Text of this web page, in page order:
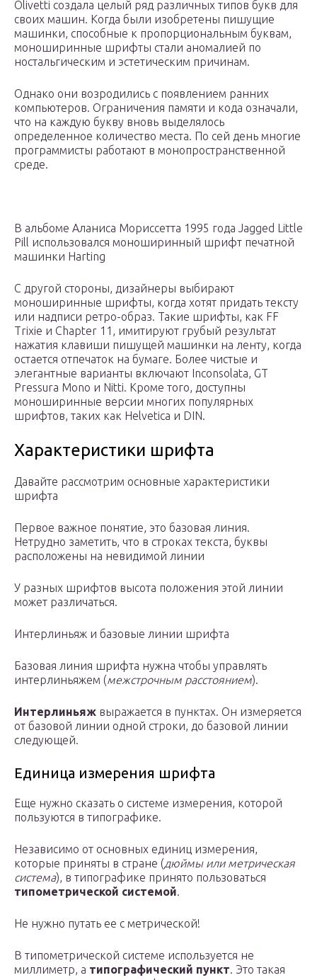
Olivetti создала целый ряд различных типов букв для
своих машин. Когда были изобретены пишущие
машинки, способные к пропорциональным буквам,
моноширинные шрифты стали аномалией по
ностальгическим и эстетическим причинам.
Однако они возродились с появлением ранних
компьютеров. Ограничения памяти и кода означали,
что на каждую букву вновь выделялось
определенное количество места. По сей день многие
программисты работают в монопространственной
среде.
В альбоме Аланиса Мориссетта 1995 года Jagged Little
Pill использовался моноширинный шрифт печатной
машинки Harting
С другой стороны, дизайнеры выбирают
моноширинные шрифты, когда хотят придать тексту
или надписи ретро-образ. Такие шрифты, как FF
Trixie и Chapter 11, имитируют грубый результат
нажатия клавиши пишущей машинки на ленту, когда
остается отпечаток на бумаге. Более чистые и
элегантные варианты включают Inconsolata, GT
Pressura Mono и Nitti. Кроме того, доступны
моноширинные версии многих популярных
шрифтов, таких как Helvetica и DIN.
Характеристики шрифта
Давайте рассмотрим основные характеристики
шрифта
Первое важное понятие, это базовая линия.
Нетрудно заметить, что в строках текста, буквы
расположены на невидимой линии
У разных шрифтов высота положения этой линии
может различаться.
Интерлиньяж и базовые линии шрифта
Базовая линия шрифта нужна чтобы управлять
интерлиньяжем (межстрочным расстоянием).
Интерлиньяж выражается в пунктах. Он измеряется
от базовой линии одной строки, до базовой линии
следующей.
Единица измерения шрифта
Еще нужно сказать о системе измерения, которой
пользуются в типографике.
Независимо от основных единиц измерения,
которые приняты в стране (дюймы или метрическая
система), в типографике принято пользоваться
типометрической системой.
Не нужно путать ее с метрической!
В типометрической системе используется не
миллиметр, а типографический пункт. Это такая